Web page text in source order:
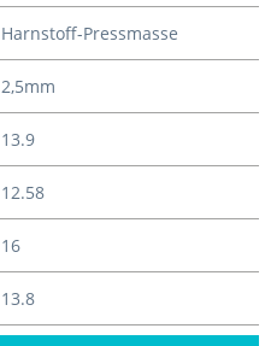
Harnstoff-Pressmasse
2,5mm
13.9
12.58
16
13.8